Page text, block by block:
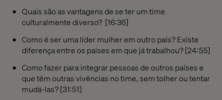
Quais são as vantagens de se ter um time
culturalmente diverso? [16:36]
Como é ser uma líder mulher em outro país? Existe
diferença entre os países em que já trabalhou? [24:55]
Como fazer para integrar pessoas de outros países e
que têm outras vivências no time, sem tolher ou tentar
mudá-las? [31:51]